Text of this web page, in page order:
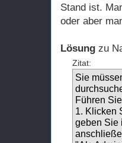
Stand ist.
oder aber
Lösung zu
Zitat:
Sie
Führen
1. Klicken
geben Sie